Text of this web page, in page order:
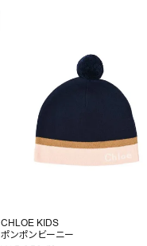
CHLOE KIDS
ポンポンビーニー